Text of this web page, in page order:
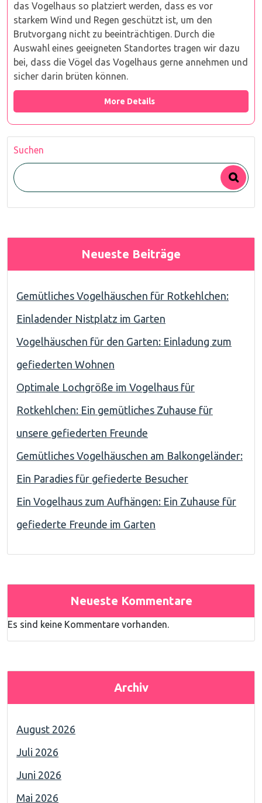
das Vogelhaus so platziert werden, dass es vor
starkem Wind und Regen geschützt ist, um den
Brutvorgang nicht zu beeinträchtigen. Durch die
Auswahl eines geeigneten Standortes tragen wir dazu
bei, dass die Vögel das Vogelhaus gerne annehmen und
sicher darin brüten können.
More Details
Suchen
Neueste Beiträge
Gemütliches Vogelhäuschen für Rotkehlchen:
Einladender Nistplatz im Garten
Vogelhäuschen für den Garten: Einladung zum
gefiederten Wohnen
Optimale Lochgröße im Vogelhaus für
Rotkehlchen: Ein gemütliches Zuhause für
unsere gefiederten Freunde
Gemütliches Vogelhäuschen am Balkongeländer:
Ein Paradies für gefiederte Besucher
Ein Vogelhaus zum Aufhängen: Ein Zuhause für
gefiederte Freunde im Garten
Neueste Kommentare
Es sind keine Kommentare vorhanden.
Archiv
August 2026
Juli 2026
Juni 2026
Mai 2026